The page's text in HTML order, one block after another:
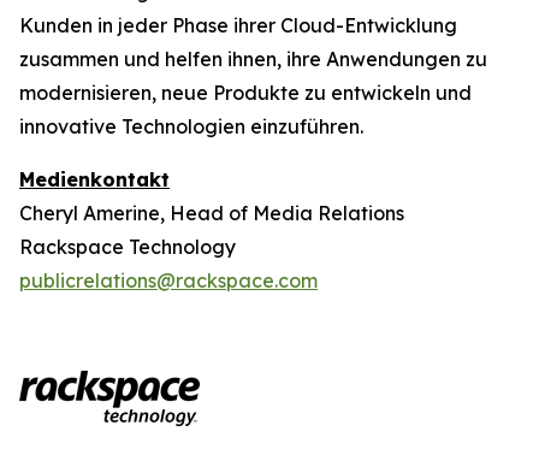
Kunden in jeder Phase ihrer Cloud-Entwicklung
zusammen und helfen ihnen, ihre Anwendungen zu
modernisieren, neue Produkte zu entwickeln und
innovative Technologien einzuführen.
Medienkontakt
Cheryl Amerine, Head of Media Relations
Rackspace Technology
publicrelations@rackspace.com